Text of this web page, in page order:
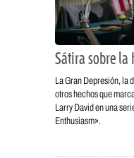
Sátira sobre la
La Gran Depresión, la
otros hechos que
Larry David en una
Enthusiasm».